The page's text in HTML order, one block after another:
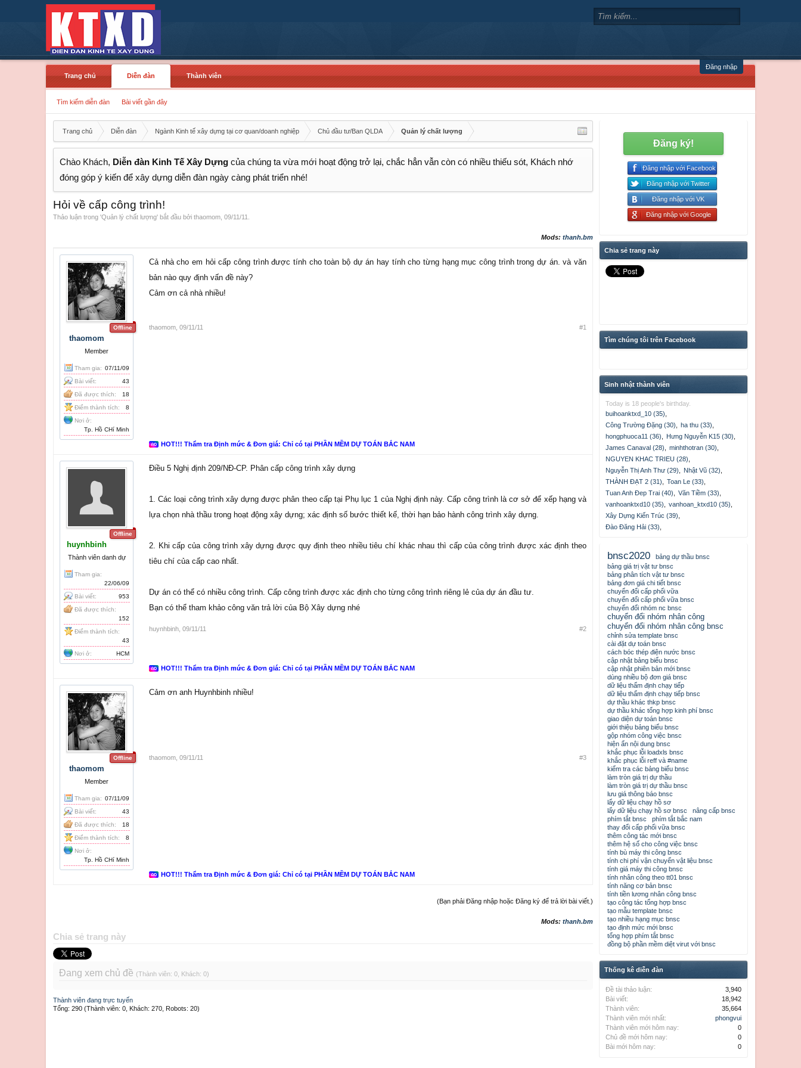
Đăng nhập
Trang chủ
Diễn đàn
Tìm kiếm diễn đàn Bài viết gần đây
Thành viên
Trang chủ Diễn đàn Ngành Kinh tế xây dựng tại cơ quan/doanh nghiệp Chủ đầu tư/Ban QLDA Quản lý chất lượng
Chào Khách, Diễn đàn Kinh Tế Xây Dựng của chúng ta vừa mới hoạt động trở lại, chắc hẳn vẫn còn có nhiều thiếu sót, Khách nhớ
đóng góp ý kiến để xây dựng diễn đàn ngày càng phát triển nhé!
Hỏi về cấp công trình!
Thảo luận trong 'Quản lý chất lượng' bắt đầu bởi thaomom 09/11/11
Mods: thanh.bm
Offline
thaomom
Member
Tham gia: 07/11/09
Bài viết:
43
Đã được thích:
18
Điểm thành tích:
8
Nơi ở:
Tp. Hồ CHí Minh
Cả nhà cho em hỏi cấp công trình được tính cho toàn bộ dự án hay tính cho từng hạng mục công trình trong dự án. và văn
bản nào quy định vấn đề này?
Cảm ơn cả nhà nhiều!
thaomom 09/11/11 #1
HOT!!! Thẩm tra Định mức & Đơn giá: Chỉ có tại PHẦN MỀM DỰ TOÁN BẮC NAM
Offline
huynhbinh
Thành viên danh dự
Tham gia:
22/06/09
Bài viết:
953
Đã được thích:
152
Điểm thành tích:
43
Nơi ở:
HCM
Điều 5 Nghị định 209/NĐ-CP. Phân cấp công trình xây dựng
1. Các loại công trình xây dựng được phân theo cấp tại Phụ lục 1 của Nghị định này. Cấp công trình là cơ sở để xếp hạng và
lựa chọn nhà thầu trong hoạt động xây dựng; xác định số bước thiết kế, thời hạn bảo hành công trình xây dựng.
2. Khi cấp của công trình xây dựng được quy định theo nhiều tiêu chí khác nhau thì cấp của công trình được xác định theo
tiêu chí của cấp cao nhất.
Dự án có thể có nhiều công trình. Cấp công trình được xác định cho từng công trình riêng lẻ của dự án đầu tư.
Bạn có thể tham khảo công văn trả lời của Bộ Xây dựng nhé
huynhbinh 09/11/11 #2
HOT!!! Thẩm tra Định mức & Đơn giá: Chỉ có tại PHẦN MỀM DỰ TOÁN BẮC NAM
Offline
thaomom
Member
Tham gia: 07/11/09
Bài viết:
43
Đã được thích:
18
Điểm thành tích:
8
Nơi ở:
Tp. Hồ CHí Minh
Cảm ơn anh Huynhbinh nhiều!
thaomom 09/11/11 #3
HOT!!! Thẩm tra Định mức & Đơn giá: Chỉ có tại PHẦN MỀM DỰ TOÁN BẮC NAM
(Bạn phải Đăng nhập hoặc Đăng ký để trả lời bài viết.)
Mods: thanh.bm
Chia sẻ trang này
Đang xem chủ đề (Thành viên: 0, Khách: 0)
Thành viên đang trực tuyến
Tổng: 290 (Thành viên: 0, Khách: 270, Robots: 20)
Đăng ký!
Đăng nhập với Facebook
Đăng nhập với Twitter
Đăng nhập với VK
Đăng nhập với Google
Chia sẻ trang này
Tìm chúng tôi trên Facebook
Sinh nhật thành viên
Today is 18 people's birthday.
buihoanktxd_10 (35)
Công Trường Đặng (30)
ha thu (33)
hongphuoca11 (36)
Hưng Nguyễn K15 (30)
James Canaval (28)
minhthotran (30)
NGUYEN KHAC TRIEU (28)
Nguyễn Thị Anh Thư (29)
Nhật Vũ (32)
THÀNH ĐẠT 2 (31)
Toan Le (33)
Tuan Anh Đep Trai (40)
Văn Tiềm (33)
vanhoanktxd10 (35)
vanhoan_ktxd10 (35)
Xây Dựng Kiến Trúc (39)
Đào Đăng Hải (33)
bnsc2020
bảng dự thầu bnsc
bảng giá trị vật tư bnsc
bảng phân tích vật tư bnsc
bảng đơn giá chi tiết bnsc
chuyển đổi cấp phối vữa
chuyển đổi cấp phối vữa bnsc
chuyển đổi nhóm nc bnsc
chuyển đổi nhóm nhân công
chuyển đổi nhóm nhân công bnsc
chỉnh sửa template bnsc
cài đặt dự toán bnsc
cách bóc thép điện nước bnsc
cập nhật bảng biểu bnsc
cập nhật phiên bản mới bnsc
dùng nhiều bộ đơn giá bnsc
dữ liệu thẩm định chạy tiếp
dữ liệu thẩm định chạy tiếp bnsc
dự thầu khác thkp bnsc
dự thầu khác tổng hợp kinh phí bnsc
giao diện dự toán bnsc
giới thiệu bảng biểu bnsc
gộp nhóm công việc bnsc
hiện ẩn nội dung bnsc
khắc phục lỗi loadxls bnsc
khắc phục lỗi reff và #name
kiểm tra các bảng biểu bnsc
làm tròn giá trị dự thầu
làm tròn giá trị dự thầu bnsc
lưu giá thông báo bnsc
lấy dữ liệu chạy hồ sơ
lấy dữ liệu chạy hồ sơ bnsc
nâng cấp bnsc
phím tắt bnsc
phím tắt bắc nam
thay đổi cấp phối vữa bnsc
thêm công tác mới bnsc
thêm hệ số cho công việc bnsc
tính bù máy thi công bnsc
tính chi phí vận chuyển vật liệu bnsc
tính giá máy thi công bnsc
tính nhân công theo tt01 bnsc
tính năng cơ bản bnsc
tính tiền lương nhân công bnsc
tạo công tác tổng hợp bnsc
tạo mẫu template bnsc
tạo nhiều hạng mục bnsc
tạo định mức mới bnsc
tổng hợp phím tắt bnsc
đồng bộ phần mềm diệt virut với bnsc
Thống kê diễn đàn
Đề tài thảo luận:
3,940
Bài viết:
18,942
Thành viên:
35,664
Thành viên mới nhất:
phongvui
Thành viên mới hôm nay:
0
Chủ đề mới hôm nay:
0
Bài mới hôm nay:
0